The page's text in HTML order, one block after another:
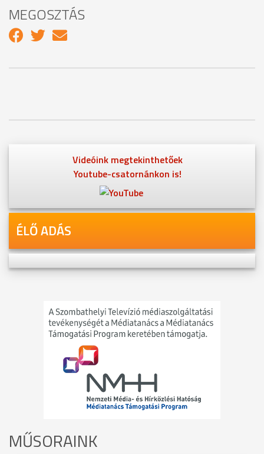
MEGOSZTÁS
Videóink megtekinthetőek
Youtube-csatornánkon is!
ÉLŐ ADÁS
MŰSORAINK